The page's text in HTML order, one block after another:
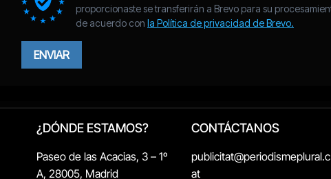
¿DÓNDE ESTAMOS?
Paseo de las Acacias, 3 – 1º
A, 28005, Madrid
CONTÁCTANOS
publicitat@periodismeplural.c
at